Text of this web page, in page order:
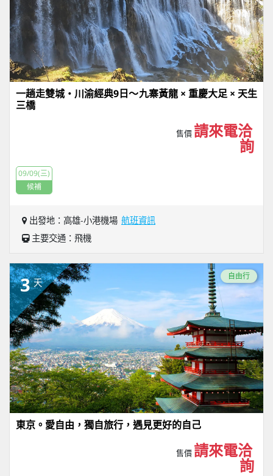
一趟走雙城・川渝經典9日～九寨黃龍 × 重慶大足 × 天生
三橋
售價 請來電洽
詢
09/09(三)
候補
出發地：高雄-小港機場 航班資訊
主要交通：飛機
3 天
自由行
東京。愛自由，獨自旅行，遇見更好的自己
售價 請來電洽
詢